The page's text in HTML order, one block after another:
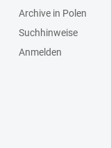
Archive in Polen
Suchhinweise
Anmelden